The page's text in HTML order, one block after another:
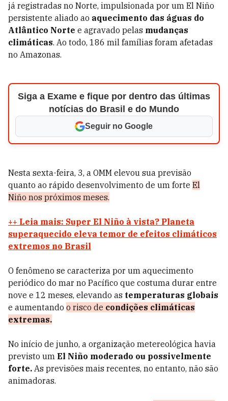
já registradas no Norte, impulsionada por um El Niño
persistente aliado ao aquecimento das águas do
Atlântico Norte e agravado pelas mudanças
climáticas. Ao todo, 186 mil famílias foram afetadas
no Amazonas.
Siga a Exame e fique por dentro das últimas
notícias do Brasil e do Mundo
Seguir no Google
Nesta sexta-feira, 3, a OMM elevou sua previsão
quanto ao rápido desenvolvimento de um forte El
Niño nos próximos meses.
++ Leia mais: Super El Niño à vista? Planeta
superaquecido eleva temor de efeitos climáticos
extremos no Brasil
O fenômeno se caracteriza por um aquecimento
periódico do mar no Pacífico que costuma durar entre
nove e 12 meses, elevando as temperaturas globais
e aumentando o risco de condições climáticas
extremas.
No início de junho, a organização metereológica havia
previsto um El Niño moderado ou possivelmente
forte. As previsões mais recentes, no entanto, não são
animadoras.